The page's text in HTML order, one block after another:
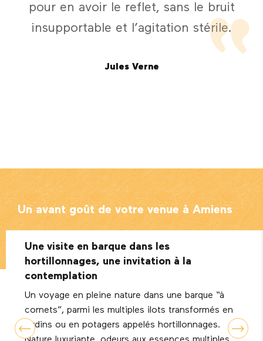
pour en avoir le reflet, sans le bruit
insupportable et l’agitation stérile.
Jules Verne
Un avant goût de votre venue à Amiens
Une visite en barque dans les
hortillonnages, une invitation à la
contemplation
Un voyage en pleine nature dans une barque “à
cornets”, parmi les multiples ilots transformés en
jardins ou en potagers appelés hortillonnages.